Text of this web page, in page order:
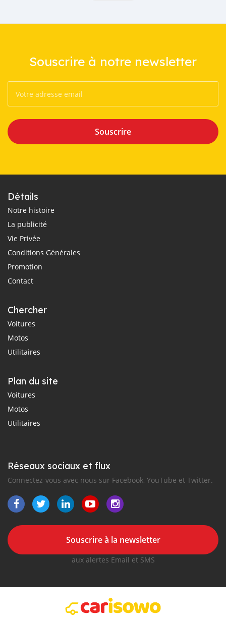
Souscrire à notre newsletter
Souscrire
Détails
Notre histoire
La publicité
Vie Privée
Conditions Générales
Promotion
Contact
Chercher
Voitures
Motos
Utilitaires
Plan du site
Voitures
Motos
Utilitaires
Réseaux sociaux et flux
Connectez-vous avec nous sur Facebook, YouTube et Twitter.
Souscrire à la newsletter
aux alertes Email et SMS